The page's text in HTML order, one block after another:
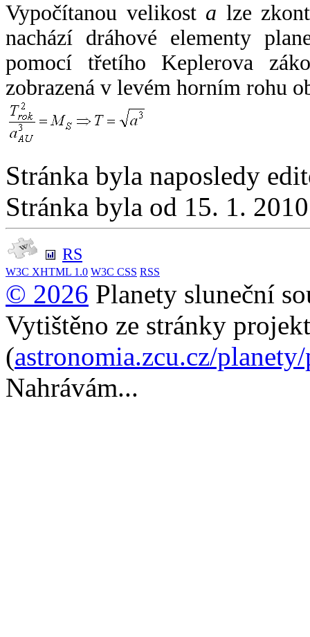
Vypočítanou velikost a lze
nachází dráhové elementy
pomocí třetího Keplerova
zobrazená v levém horním rohu
Stránka byla naposledy
Stránka byla od 15. 1.
RS
W3C XHTML 1.0 W3C CSS RSS
© 2026 Planety sluneční
Vytištěno ze stránky
(astronomia.zcu.cz/
Nahrávám...